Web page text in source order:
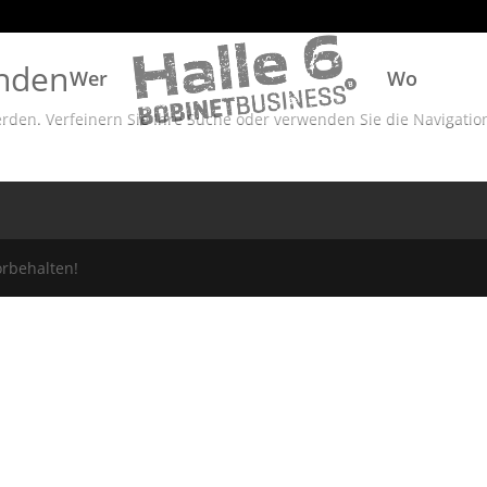
Wer Wo
Verfeinern Sie Ihre Suche oder verwenden Sie die